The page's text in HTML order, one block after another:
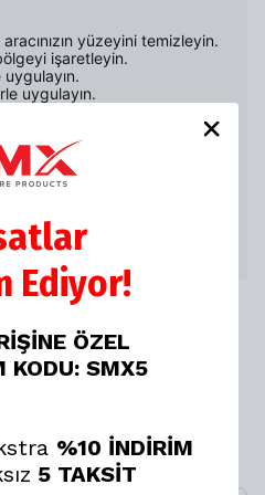
yüzeyini temizleyin.
işaretleyin.
uygulayın.
maruz bırakmayınız.
yerlerde saklayınız.
yüzeyindeki hafif
parlaklığını korumak için en
%20 İNDİRİMİ
1
KİTİ NET %20 İNDİRİMLİ
Ediyor!
ÖZEL
KODU: SMX5
%10 İNDİRİM
5 TAKSİT